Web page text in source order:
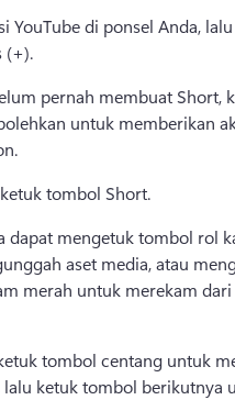
YouTube di ponsel Anda,
(+).
pernah membuat Short,
untuk memberikan
tombol Short.
dapat mengetuk tombol rol
aset media, atau
merah untuk merekam dari
tombol centang untuk
lalu ketuk tombol berikutnya